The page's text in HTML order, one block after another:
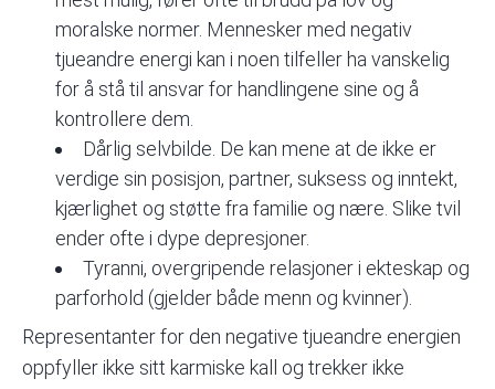
moralske normer. Mennesker med negativ
tjueandre energi kan i noen tilfeller ha vanskelig
for å stå til ansvar for handlingene sine og å
kontrollere dem.
Dårlig selvbilde. De kan mene at de ikke er
verdige sin posisjon, partner, suksess og inntekt,
kjærlighet og støtte fra familie og nære. Slike tvil
ender ofte i dype depresjoner.
Tyranni, overgripende relasjoner i ekteskap og
parforhold (gjelder både menn og kvinner).
Representanter for den negative tjueandre energien
oppfyller ikke sitt karmiske kall og trekker ikke